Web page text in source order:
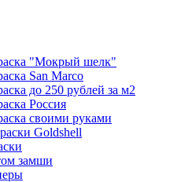
"Мокрый шелк"
San Marco
до 250 рублей за м2
Россия
своими руками
Goldshell
замши